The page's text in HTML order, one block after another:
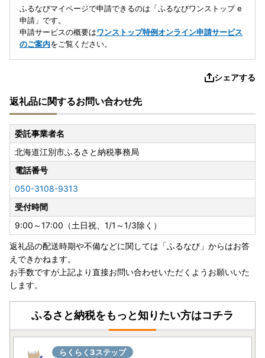
ふるなびマイページで申請できるのは「ふるなびワンストップ e
申請」です。
申請サービスの概要はワンストップ特例オンライン申請サービス
のご案内をご覧ください。
シェアする
返礼品に関するお問い合わせ先
委託事業者名
北海道江別市ふるさと納税事務局
電話番号
050-3108-9313
受付時間
9:00～17:00（土日祝、1/1～1/3除く）
返礼品の配送時期や不備などに関しては「ふるなび」からはお答
えできかねます。
お手数ですが上記より直接お問い合わせいただくようお願いいた
します。
ふるさと納税をもっと知りたい方はコチラ
らくらく3ステップ